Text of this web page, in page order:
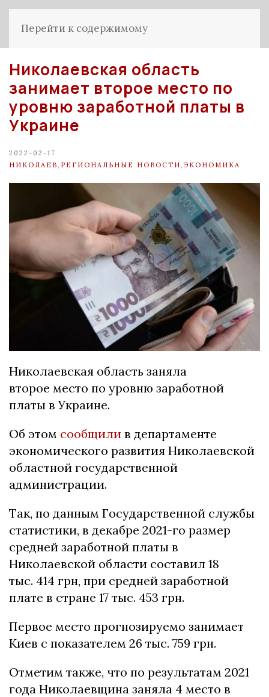
Перейти к содержимому
Николаевская область
занимает второе место по
уровню заработной платы в
Украине
2022-02-17
НИКОЛАЕВ РЕГИОНАЛЬНЫЕ НОВОСТИ ЭКОНОМИКА
Николаевская область заняла
второе место по уровню заработной
платы в Украине.
Об этом сообщили в департаменте
экономического развития Николаевской
областной государственной
администрации.
Так, по данным Государственной службы
статистики, в декабре 2021-го размер
средней заработной платы в
Николаевской области составил 18
тыс. 414 грн, при средней заработной
плате в стране 17 тыс. 453 грн.
Первое место прогнозируемо занимает
Киев с показателем 26 тыс. 759 грн.
Отметим также, что по результатам 2021
года Николаевщина заняла 4 место в